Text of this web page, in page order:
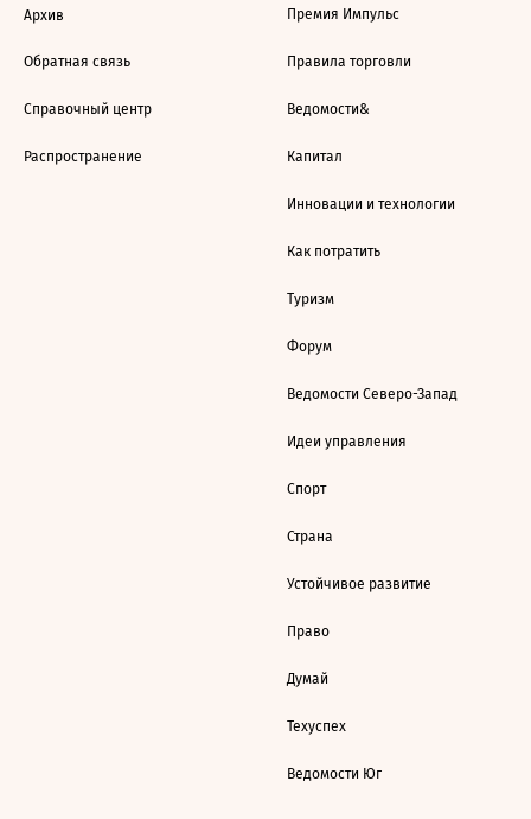
Архив
Обратная связь
Справочный центр
Распространение
Премия Импульс
Правила торговли
Ведомости&
Капитал
Инновации и технологии
Как потратить
Туризм
Форум
Ведомости Северо-Запад
Идеи управления
Спорт
Страна
Устойчивое развитие
Право
Думай
Техуспех
Ведомости Юг